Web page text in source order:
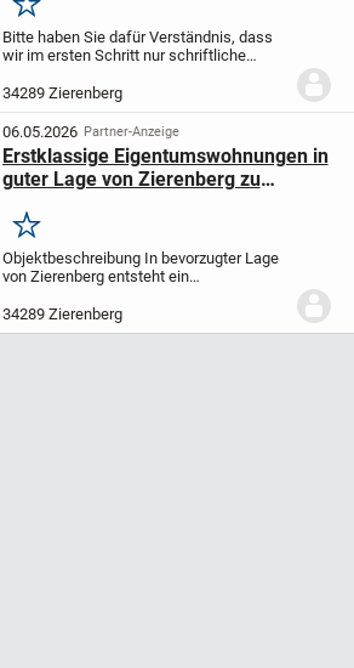
Merken
Bitte haben Sie dafür Verständnis, dass
wir im ersten Schritt nur schriftliche
füllen Sie dafür Ihre Kontaktdaten aus.
Sie erhalten dann ein ausführliches
Exposé mit...
34289 Zierenberg
06.05.2026 Partner-Anzeige
Erstklassige Eigentumswohnungen in
guter Lage von Zierenberg zu
Merken
Objektbeschreibung In bevorzugter Lage
von Zierenberg entsteht ein
Wohneinheiten und einem hochwertigen
Penthaus. Die Stadtvilla wird in
34289 Zierenberg